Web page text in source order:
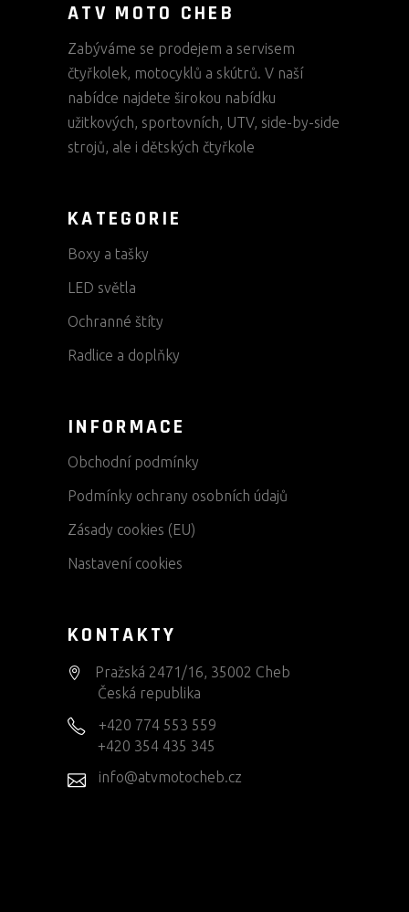
ATV MOTO CHEB
Zabýváme se prodejem a servisem
čtyřkolek, motocyklů a skútrů. V naší
nabídce najdete širokou nabídku
užitkových, sportovních, UTV, side-by-side
strojů, ale i dětských čtyřkole
KATEGORIE
Boxy a tašky
LED světla
Ochranné štíty
Radlice a doplňky
INFORMACE
Obchodní podmínky
Podmínky ochrany osobních údajů
Zásady cookies (EU)
Nastavení cookies
KONTAKTY
Pražská 2471/16, 35002 Cheb
Česká republika
+420 774 553 559
+420 354 435 345
info@atvmotocheb.cz